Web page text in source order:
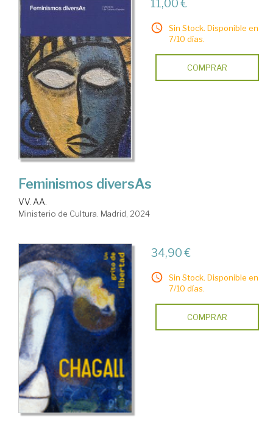
11,00 €
Sin Stock. Disponible en
7/10 días.
COMPRAR
Feminismos diversAs
VV. AA.
Ministerio de Cultura. Madrid, 2024
34,90 €
Sin Stock. Disponible en
7/10 días.
COMPRAR